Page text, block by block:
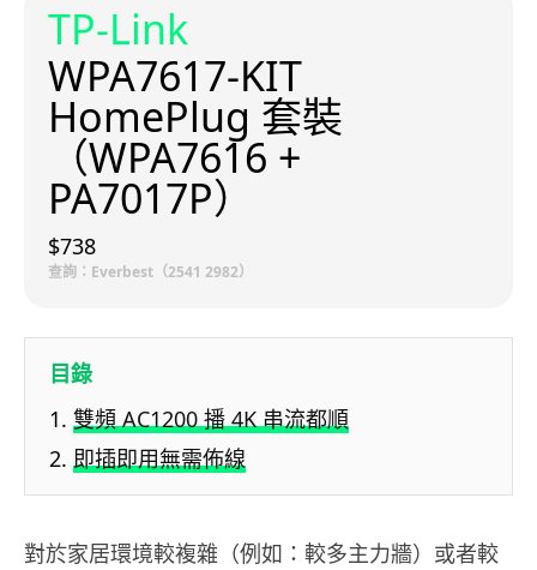
TP-Link
WPA7617-KIT
HomePlug 套裝
（WPA7616 +
PA7017P）
$738
查詢：Everbest（2541 2982）
目錄
雙頻 AC1200 播 4K 串流都順
即插即用無需佈線
對於家居環境較複雜（例如：較多主力牆）或者較